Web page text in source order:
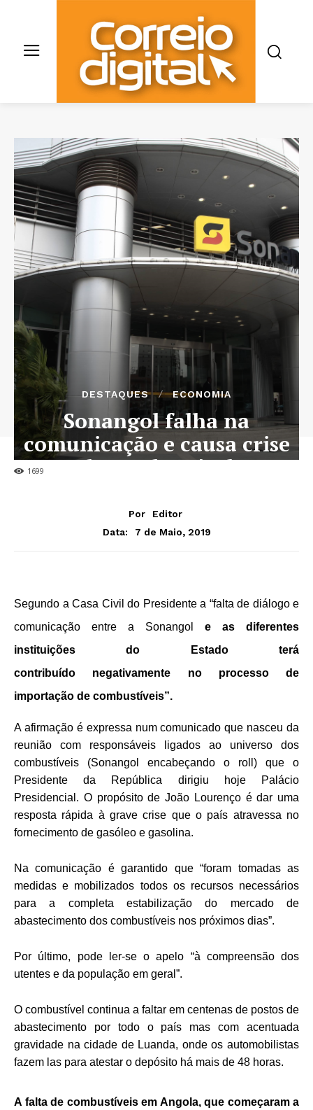
1699
DESTAQUES ECONOMIA
Sonangol falha na
comunicação e causa crise
de combustível
Por
Editor
Data:
7 de Maio, 2019
Segundo a Casa Civil do Presidente a “falta de diálogo e
comunicação entre a Sonangol e as diferentes
instituições do Estado terá
contribuído negativamente no processo de
importação de combustíveis”.
A afirmação é expressa num comunicado que nasceu da
reunião com responsáveis ligados ao universo dos
combustíveis (Sonangol encabeçando o roll) que o
Presidente da República dirigiu hoje
Palácio
Presidencial. O propósito de João Lourenço édar uma
resposta rápida à grave crise que o país atravessa no
fornecimento de gasóleo e gasolina.
Na comunicação é garantido que “foram tomadas as
medidas e mobilizados todos os recursos necessários
para a completa estabilização do mercado de
abastecimento dos combustíveis nos próximos dias”.
Por último, pode ler-se o apelo “à compreensão dos
utentes e da população em geral”.
O combustível continua a faltar em centenas de postos de
abastecimento por todo o país mas com acentuada
gravidade na cidade de Luanda, onde os automobilistas
fazem las para atestar o depósito há mais de 48 horas.
A falta de combustíveis em Angola, que começaram a